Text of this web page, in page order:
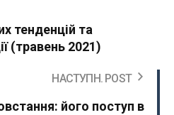
тенденцій та
(травень 2021)
НАСТУПН. POST
його поступ в